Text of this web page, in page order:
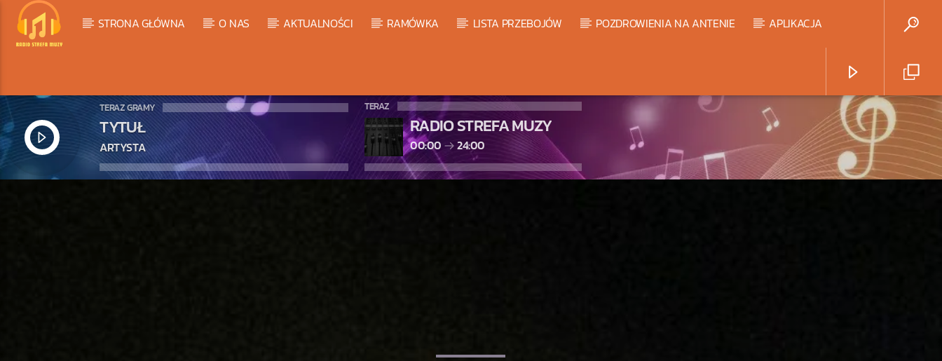
STRONA GŁÓWNA O NAS AKTUALNOŚCI RAMÓWKA LISTA PRZEBOJÓW POZDROWIENIA NA ANTENIE APLIKACJA
TERAZ GRAMY
TYTUŁ
ARTYSTA
TERAZ
RADIO STREFA MUZY
00:00 24:00